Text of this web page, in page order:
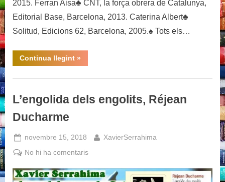
2015. Ferran Aisa♣ CNT, la força obrera de Catalunya,
Editorial Base, Barcelona, 2013. Caterina Albert♣
Solitud, Edicions 62, Barcelona, 2005.♠ Tots els…
Continua llegint“Autors,
autores
títols
»
L’engolida dels engolits, Réjean
Ducharme
Posted
on
novembre 15, 2018 By
XavierSerrahima
No hi ha comentarisa
dels